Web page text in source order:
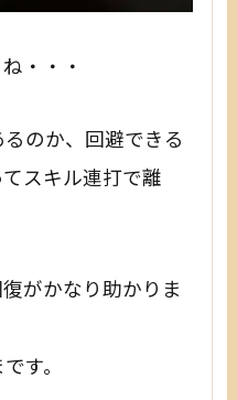
・・・
のか、回避できる
スキル連打で離
がかなり助かりま
す。